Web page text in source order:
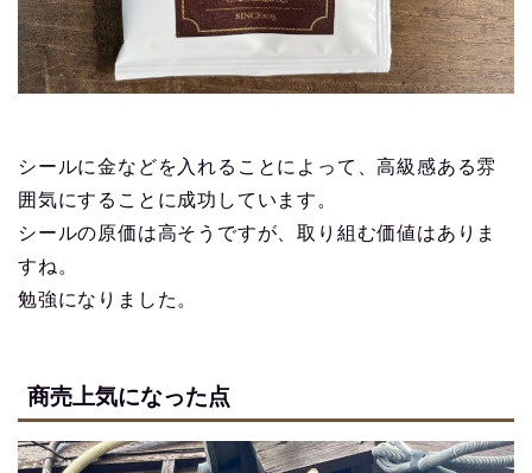
シールに金などを入れることによって、高級感ある雰
囲気にすることに成功しています。
シールの原価は高そうですが、取り組む価値はありま
すね。
勉強になりました。
商売上気になった点